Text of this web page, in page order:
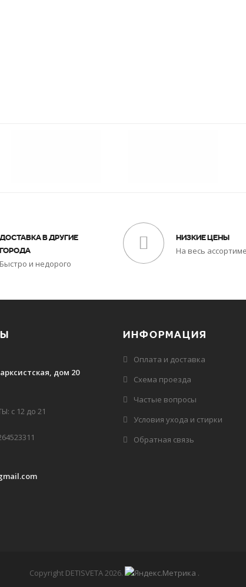
ДОСТАВКА В ДРУГИЕ
ГОРОДА
Быстро и недорого
НИЗКИЕ ЦЕНЫ
На весь
дом 20
с 12 до 21
ИНФОРМАЦИЯ
Оплата и доставка
Схема проезда
Частые вопросы
Условия ухода и стирки
Обратная связь
Copyright DETISVETA 2026. .